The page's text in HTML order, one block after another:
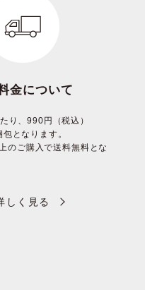
金について
り、990円（税込）
となります。
のご購入で送料無料とな
しく見る